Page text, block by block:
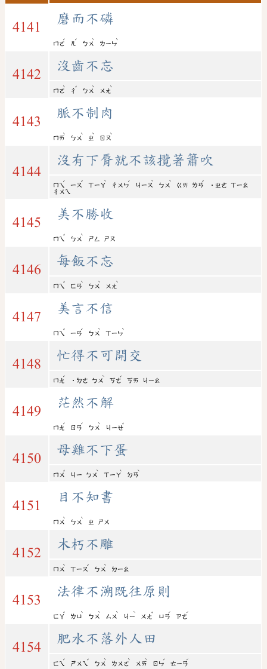
4141
磨而不磷
ㄇㄛ
ˊ
ㄦ
ˊ
ㄅㄨ
ˋ
ㄌㄧㄣ
ˋ
4142
沒齒不忘
ㄇㄛ
ˋ
ㄔ
ˇ
ㄅㄨ
ˋ
ㄨㄤ
ˋ
4143
脈不制肉
ㄇㄞ
ˋ
ㄅㄨ
ˋ
ㄓ
ˋ
ㄖㄡ
ˋ
4144
沒有下脣就不該攬著簫吹
ㄇㄟ
ˊ
ㄧㄡ
ˇ
ㄒㄧㄚ
ˋ
ㄔㄨㄣ
ˊ
ㄐㄧㄡ
ˋ
ㄅㄨ
ˋ
ㄍㄞ ㄌㄢ
ˇ
˙ㄓㄜ
ㄒㄧㄠ
ㄔㄨㄟ
4145
美不勝收
ㄇㄟ
ˇ
ㄅㄨ
ˋ
ㄕㄥ ㄕㄡ
4146
每飯不忘
ㄇㄟ
ˇ
ㄈㄢ
ˋ
ㄅㄨ
ˋ
ㄨㄤ
ˋ
4147
美言不信
ㄇㄟ
ˇ
ㄧㄢ
ˊ
ㄅㄨ
ˋ
ㄒㄧㄣ
ˋ
4148
忙得不可開交
ㄇㄤ
ˊ
˙ㄉㄜ ㄅㄨ
ˋ
ㄎㄜ
ˇ
ㄎㄞ ㄐㄧㄠ
4149
茫然不解
ㄇㄤ
ˊ
ㄖㄢ
ˊ
ㄅㄨ
ˋ
ㄐㄧㄝ
ˇ
4150
母雞不下蛋
ㄇㄨ
ˇ
ㄐㄧ ㄅㄨ
ˋ
ㄒㄧㄚ
ˋ
ㄉㄢ
ˋ
4151
目不知書
ㄇㄨ
ˋ
ㄅㄨ
ˋ
ㄓ ㄕㄨ
4152
木朽不雕
ㄇㄨ
ˋ
ㄒㄧㄡ
ˇ
ㄅㄨ
ˋ
ㄉㄧㄠ
4153
法律不溯既往原則
ㄈㄚ
ˇ
ㄌㄩ
ˋ
ㄅㄨ
ˋ
ㄙㄨ
ˋ
ㄐㄧ
ˋ
ㄨㄤ
ˇ
ㄩㄢ
ˊ
ㄗㄜ
ˊ
4154
肥水不落外人田
ㄈㄟ
ˊ
ㄕㄨㄟ
ˇ
ㄅㄨ
ˋ
ㄌㄨㄛ
ˋ
ㄨㄞ
ˋ
ㄖㄣ
ˊ
ㄊㄧㄢ
ˊ